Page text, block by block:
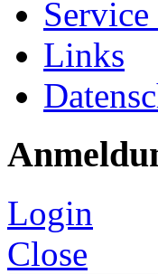
Links
Login
Close